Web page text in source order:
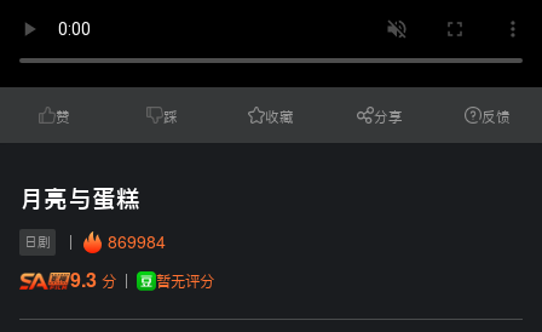
赞 踩 收藏 分享 反馈
月亮与蛋糕
日剧 869984
9.3 分 暂无评分